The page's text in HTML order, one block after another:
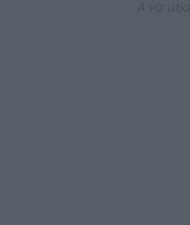
A víz útja